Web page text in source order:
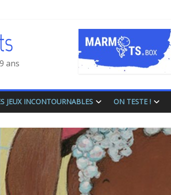
ans
JEUX INCONTOURNABLES ON TESTE !